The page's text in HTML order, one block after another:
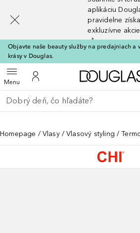
aplikáciu
pravidelne
exkluzívne
zľavy
Objavte naše beauty služby na predajniach a
krásy v Douglas.
MenuOtvoriť menuDo môjho účtu
Choď späť
Vykonajte vyhľadávanie
Homepage Vlasy Vlasový styling
[navigation.slideout.screenreader]